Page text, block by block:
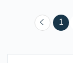
1